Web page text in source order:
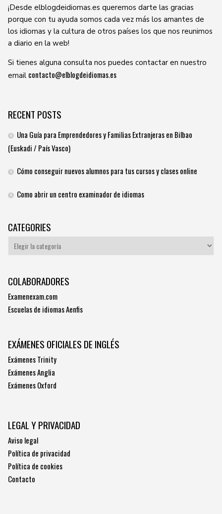
¡Desde elblogdeidiomas.es queremos darte las gracias
porque con tu ayuda somos cada vez más los amantes de
los idiomas y la cultura de otros países los que nos reunimos
a diario en la web!
Si tienes alguna consulta nos puedes contactar en nuestro
email contacto@elblogdeidiomas.es
RECENT POSTS
Una Guía para Emprendedores y Familias Extranjeras en Bilbao
(Euskadi / País Vasco)
Cómo conseguir nuevos alumnos para tus cursos y clases online
Como abrir un centro examinador de idiomas
CATEGORIES
Categories
COLABORADORES
Examenexam.com
Escuelas de idiomas Aenfis
EXÁMENES OFICIALES DE INGLÉS
Exámenes Trinity
Exámenes Anglia
Exámenes Oxford
LEGAL Y PRIVACIDAD
Aviso legal
Política de privacidad
Política de cookies
Contacto